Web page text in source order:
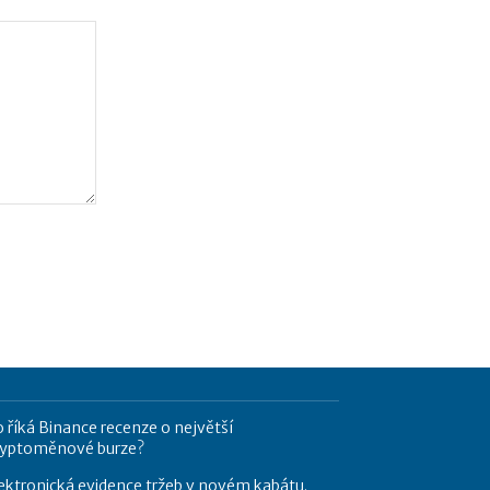
říká Binance recenze o největší
burze?
evidence tržeb v novém kabátu.